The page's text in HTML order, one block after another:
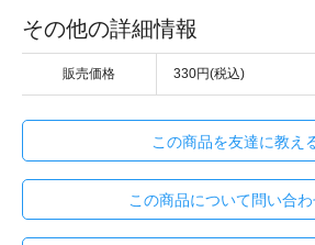
その他の詳細情報
販売価格 330円(税込)
この商品を友達に教え
この商品について問い合わ